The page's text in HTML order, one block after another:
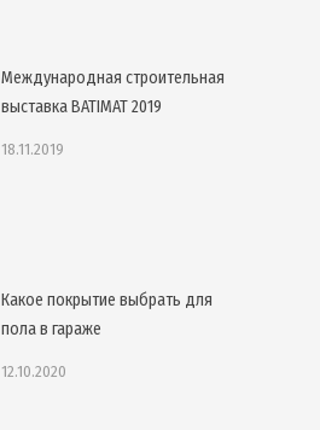
Международная строительная
выставка BATIMAT 2019
18.11.2019
Какое покрытие выбрать для
пола в гараже
12.10.2020